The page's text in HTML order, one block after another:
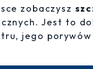
zobaczysz
Jest to
jego